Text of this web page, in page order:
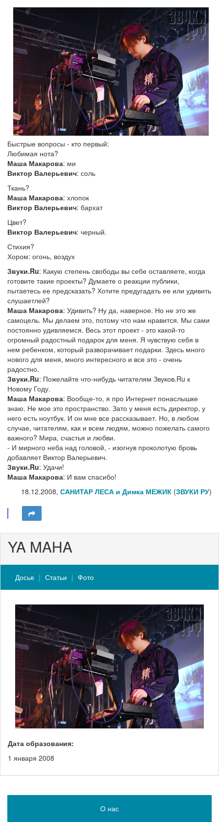
Быстрые вопросы - кто первый:
Любимая нота?
Маша Макарова: ми
Виктор Валерьевич: соль
Ткань?
Маша Макарова: хлопок
Виктор Валерьевич: бархат
Цвет?
Виктор Валерьевич: черный.
Стихия?
Хором: огонь, воздух
Звуки.Ru: Какую степень свободы вы себе оставляете, когда
готовите такие проекты? Думаете о реакции публики,
пытаетесь ее предсказать? Хотите предугадать ее или удивить
слушаетлей?
Маша Макарова: Удивить? Ну да, наверное. Но не это же
самоцель. Мы делаем это, потому что нам нравится. Мы сами
постоянно удивляемся. Весь этот проект - это какой-то
огромный радостный подарок для меня. Я чувствую себя в
нем ребенком, который разворачивает подарки. Здесь много
нового для меня, много интересного и все это - очень
радостно.
Звуки.Ru: Пожелайте что-нибудь читателям Звуков.Ru к
Новому Году.
Маша Макарова: Вообще-то, я про Интернет понаслышке
знаю. Не мое это пространство. Зато у меня есть директор, у
него есть ноутбук. И он мне все рассказывает. Но, в любом
случае, читателям, как и всем людям, можно пожелать самого
важного? Мира, счастья и любви.
- И мирного неба над головой, - изогнув проколотую бровь
добавляет Виктор Валерьевич.
Звуки.Ru: Удачи!
Маша Макарова: И вам спасибо!
18.12.2008, САНИТАР ЛЕСА и Димка МЕЖИК (ЗВУКИ РУ)
YA MAHA
Досье Статьи Фото
Дата образования:
1 января 2008
О нас